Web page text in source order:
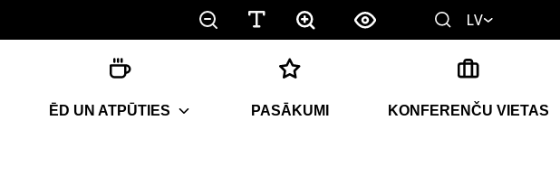
LV
ĒD UN ATPŪTIES PASĀKUMI KONFERENČU VIETAS